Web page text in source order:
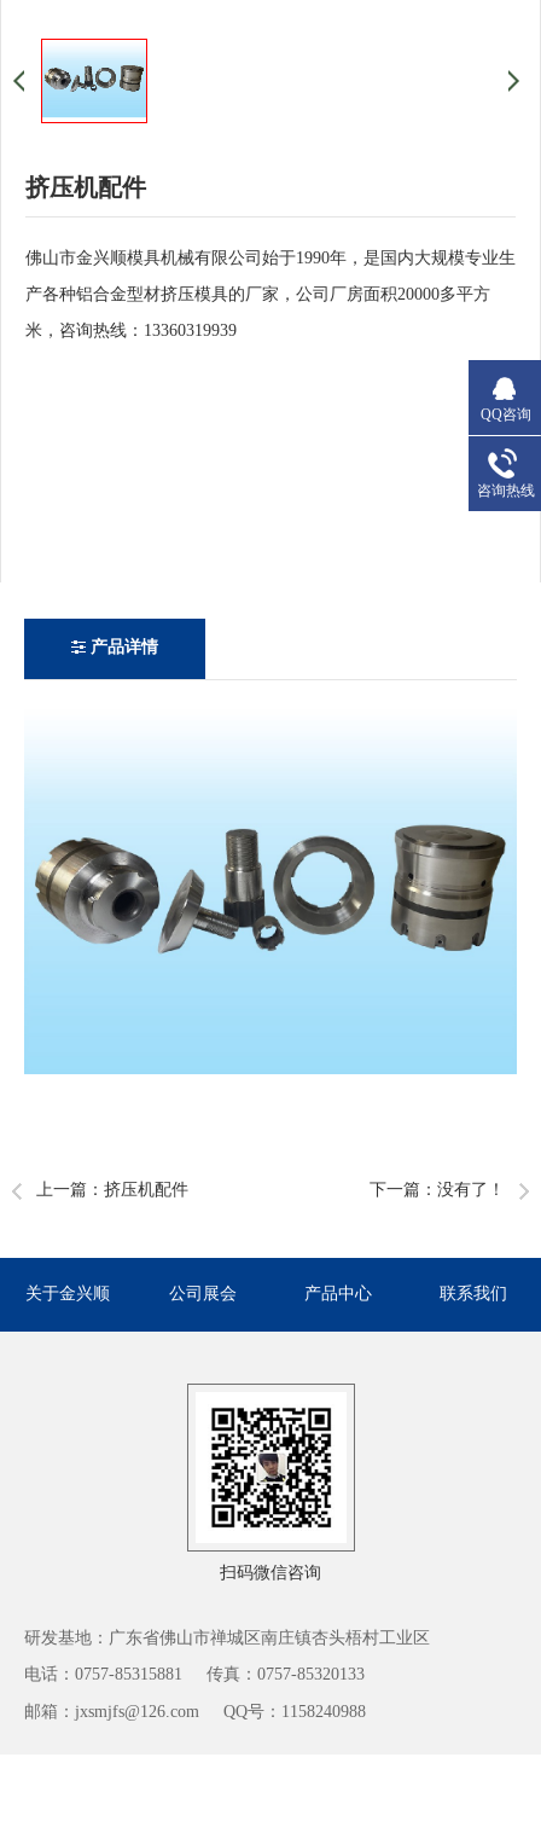
挤压机配件
佛山市金兴顺模具机械有限公司始于1990年，是国内大规模专业生
产各种铝合金型材挤压模具的厂家，公司厂房面积20000多平方
米，咨询热线：13360319939
产品详情
上一篇： 挤压机配件 下一篇：没有了！
关于金兴顺 公司展会 产品中心 联系我们
扫码微信咨询
研发基地：广东省佛山市禅城区南庄镇杏头梧村工业区
电话：0757-85315881
传真：0757-85320133
邮箱：jxsmjfs@126.com QQ号：1158240988
QQ咨询
咨询热线